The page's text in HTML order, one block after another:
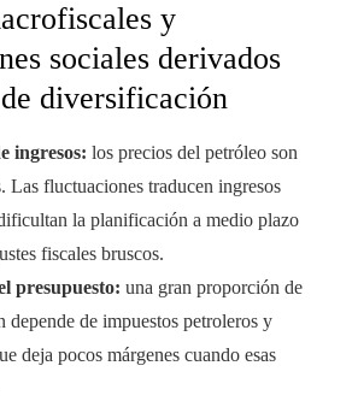
y
sociales derivados
diversificación
ingresos: los precios del petróleo son
Las fluctuaciones traducen ingresos
la planificación a medio plazo
fiscales bruscos.
presupuesto: una gran proporción de
depende de impuestos petroleros y
deja pocos márgenes cuando esas